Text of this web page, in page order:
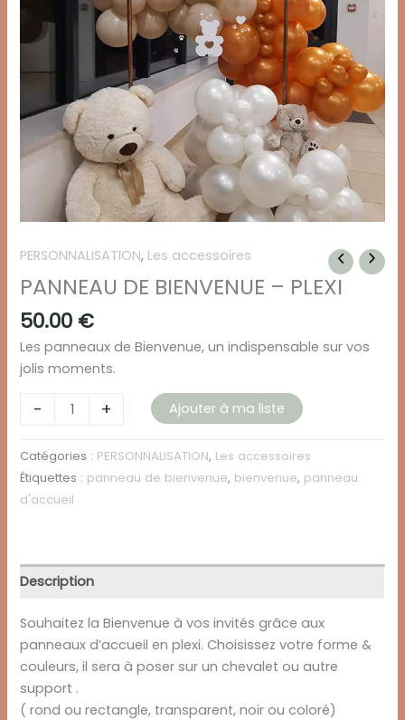
PERSONNALISATION, Les accessoires
PANNEAU DE BIENVENUE – PLEXI
50.00 €
Les panneaux de Bienvenue, un indispensable sur vos
jolis moments.
-
quantité
PANNEAU
DE
BIENVENUE
+ Ajouter à ma liste
Catégories : PERSONNALISATION, Les accessoires
Étiquettes : panneau de bienvenue, bienvenue, panneau
d'accueil
Description
Souhaitez la Bienvenue à vos invités grâce aux
panneaux d’accueil en plexi. Choisissez votre forme &
couleurs, il sera à poser sur un chevalet ou autre
support .
( rond ou rectangle, transparent, noir ou coloré)